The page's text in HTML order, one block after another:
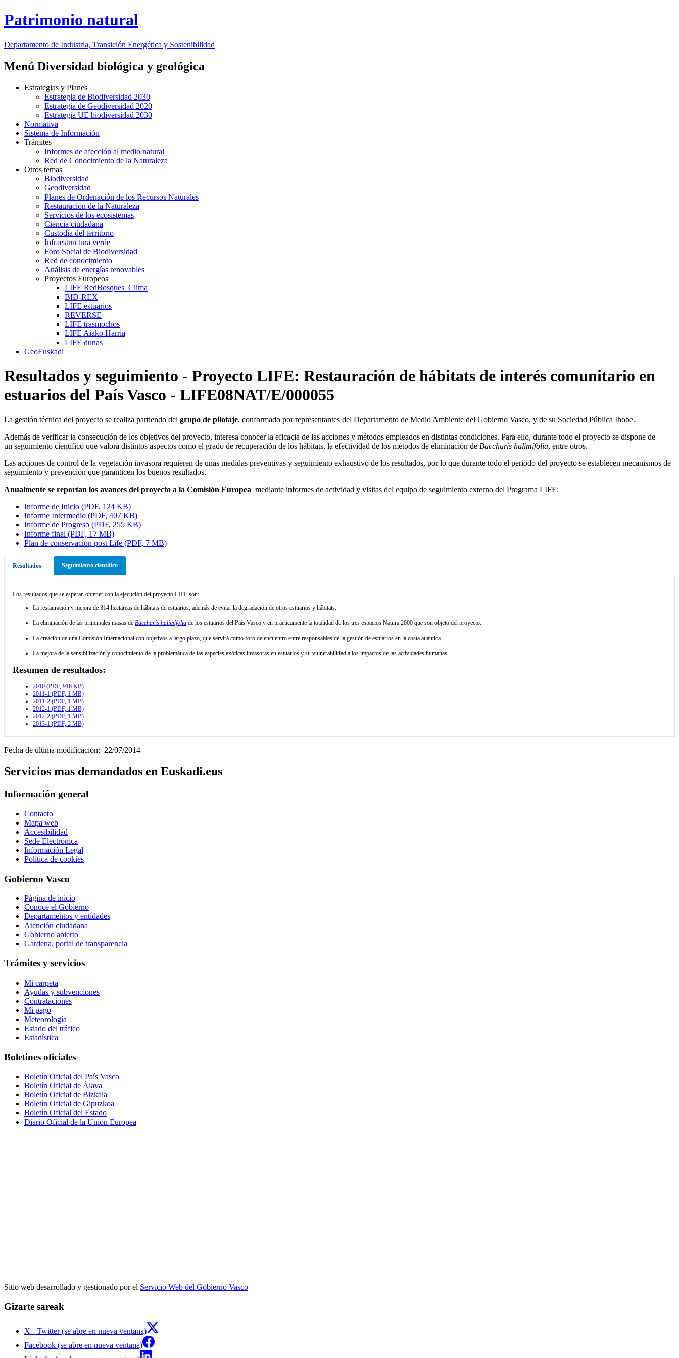
Patrimonio natural
Departamento de Industria, Transición Energética y Sostenibilidad
Menú Diversidad biológica y geológica
Estrategias y Planes
Estrategia de Biodiversidad 2030
Estrategia de Geodiversidad 2020
Estrategia UE biodiversidad 2030
Normativa
Sistema de Información
Trámites
Informes de afección al medio natural
Red de Conocimiento de la Naturaleza
Otros temas
Biodiversidad
Geodiversidad
Planes de Ordenación de los Recursos Naturales
Restauración de la Naturaleza
Servicios de los ecosistemas
Ciencia ciudadana
Custodia del territorio
Infraestructura verde
Foro Social de Biodiversidad
Red de conocimiento
Análisis de energías renovables
Proyectos Europeos
LIFE RedBosques_Clima
BID-REX
LIFE estuarios
REVERSE
LIFE trasmochos
LIFE Aiako Harria
LIFE dunas
GeoEuskadi
Resultados y seguimiento - Proyecto LIFE: Restauración de hábitats de interés comunitario en
estuarios del País Vasco - LIFE08NAT/E/000055
La gestión técnica del proyecto se realiza partiendo del grupo de pilotaje, conformado por representantes del Departamento de Medio Ambiente del Gobierno Vasco, y de su Sociedad Pública Ihobe.
Además de verificar la consecución de los objetivos del proyecto, interesa conocer la eficacia de las acciones y métodos empleados en distintas condiciones. Para ello, durante todo el proyecto se dispone de
un seguimiento científico que valora distintos aspectos como el grado de recuperación de los hábitats, la efectividad de los métodos de eliminación de Baccharis halimifolia, entre otros.
Las acciones de control de la vegetación invasora requieren de unas medidas preventivas y seguimiento exhaustivo de los resultados, por lo que durante todo el periodo del proyecto se establecen mecanismos de
seguimiento y prevención que garanticen los buenos resultados.
Anualmente se reportan los avances del proyecto a la Comisión Europea mediante informes de actividad y visitas del equipo de seguimiento externo del Programa LIFE:
Informe de Inicio (PDF, 124 KB)
Informe Intermedio (PDF, 407 KB)
Informe de Progreso (PDF, 255 KB)
Informe final (PDF, 17 MB)
Plan de conservación post Life (PDF, 7 MB)
Resultados Seguimiento científico
Los resultados que se esperan obtener con la ejecución del proyecto LIFE son:
La restauración y mejora de 314 hectáreas de hábitats de estuarios, además de evitar la degradación de otros estuarios y hábitats.
La eliminación de las principales masas de Baccharis halimifolia de los estuarios del País Vasco y en prácticamente la totalidad de los tres espacios Natura 2000 que son objeto del proyecto.
La creación de una Comisión Internacional con objetivos a largo plazo, que servirá como foro de encuentro entre responsables de la gestión de estuarios en la costa atlántica.
La mejora de la sensibilización y conocimiento de la problemática de las especies exóticas invasoras en estuarios y su vulnerabilidad a los impactos de las actividades humanas.
Resumen de resultados:
2010 (PDF, 916 KB)
2011-1 (PDF, 1 MB)
2011-2 (PDF, 1 MB)
2012-1 (PDF, 1 MB)
2012-2 (PDF, 1 MB)
2013-1 (PDF, 2 MB)
Fecha de última modificación: 22/07/2014
Servicios mas demandados en Euskadi.eus
Información general
Contacto
Mapa web
Accesibilidad
Sede Electrónica
Información Legal
Política de cookies
Gobierno Vasco
Página de inicio
Conoce el Gobierno
Departamentos y entidades
Atención ciudadana
Gobierno abierto
Gardena, portal de transparencia
Trámites y servicios
Mi carpeta
Ayudas y subvenciones
Contrataciones
Mi pago
Meteorología
Estado del tráfico
Estadística
Boletines oficiales
Boletín Oficial del País Vasco
Boletín Oficial de Álava
Boletín Oficial de Bizkaia
Boletín Oficial de Gipuzkoa
Boletín Oficial del Estado
Diario Oficial de la Unión Europea
Sitio web desarrollado y gestionado por el Servicio Web del Gobierno Vasco
Gizarte sareak
X - Twitter (se abre en nueva ventana)
Facebook (se abre en nueva ventana)